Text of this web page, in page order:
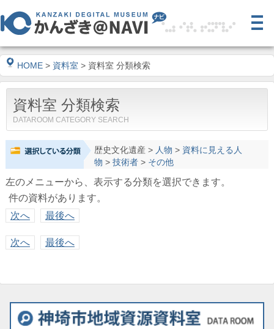
HOME > 資料室 > 資料室 分類検索
資料室 分類検索
DATAROOM CATEGORY SEARCH
歴史文化遺産> 人物 > 資料に見える人
物 > 技術者> その他
左のメニューから、表示する分類を選択できます。
件の資料があります。
次へ
最後へ
次へ 最後へ